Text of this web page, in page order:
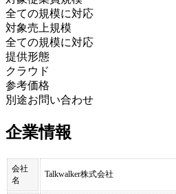
全ての規模に対応
対象売上規模
全ての規模に対応
提供形態
クラウド
参考価格
別途お問い合わせ
企業情報
会社
名
Talkwalker株式会社